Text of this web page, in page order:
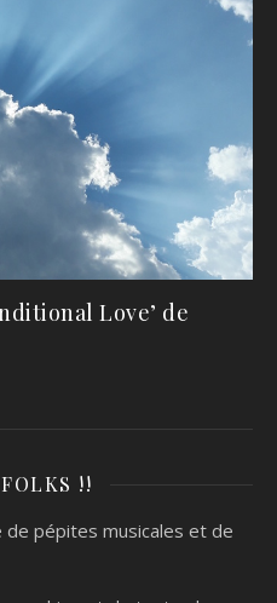
Love’ de
!!
pépites musicales et de